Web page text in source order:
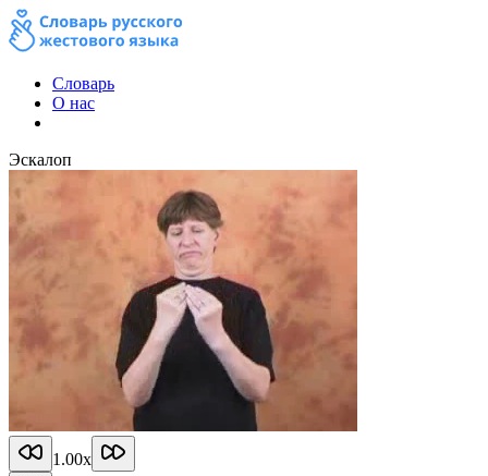
Словарь
О нас
Эскалоп
1.00x